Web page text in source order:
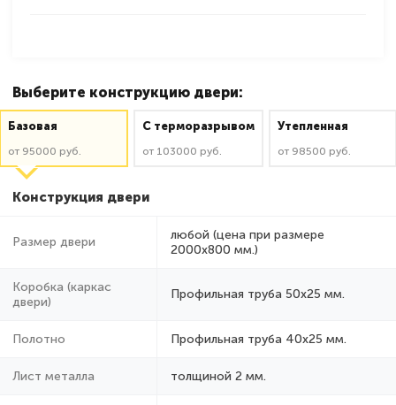
Выберите конструкцию двери:
Базовая
от 95000 руб.
C терморазрывом
от 103000 руб.
Утепленная
от 98500 руб.
Конструкция двери
Размер двери
любой (цена при размере
2000x800 мм.)
Коробка (каркас
двери)
Профильная труба 50х25 мм.
Полотно Профильная труба 40х25 мм.
Лист металла толщиной 2 мм.